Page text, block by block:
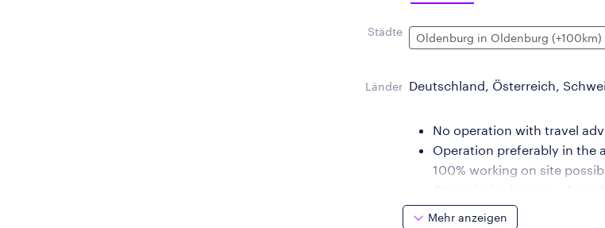
Städte Oldenburg in Oldenburg (+100km)
Länder Deutschland, Österreich,
No operation with travel
Operation preferably in the
100% working on site
Short jobs outside North
Mehr anzeigen